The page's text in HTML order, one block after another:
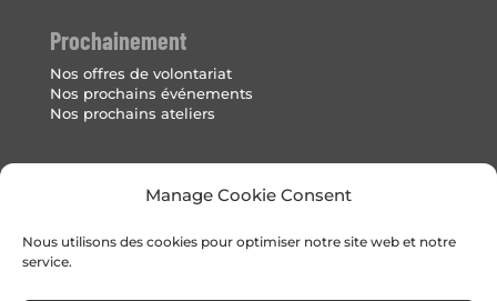
Manage Cookie Consent
Nous utilisons des cookies pour optimiser notre site web et notre
service.
Prochainement
Nos offres de volontariat
Nos prochains événements
Nos prochains ateliers
Politique de cookies (UE)